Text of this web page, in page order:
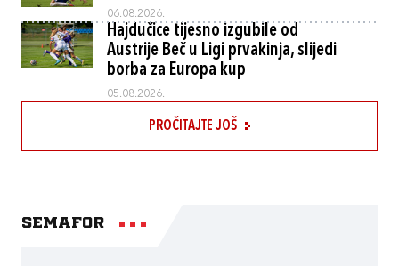
06.08.2026.
Hajdučice tijesno izgubile od
Austrije Beč u Ligi prvakinja, slijedi
borba za Europa kup
05.08.2026.
PROČITAJTE JOŠ
Semafor